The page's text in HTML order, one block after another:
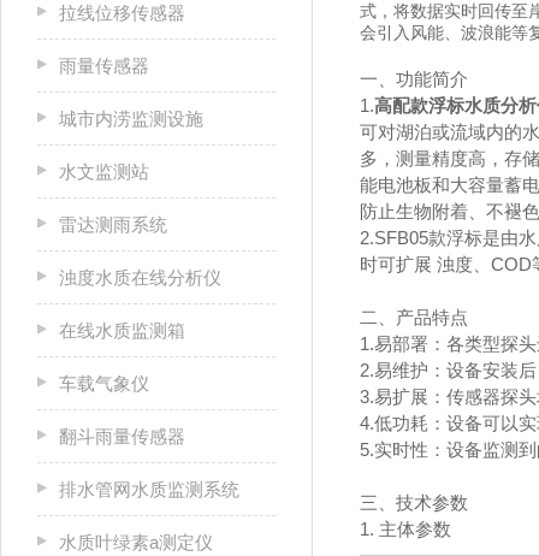
拉线位移传感器
雨量传感器
城市内涝监测设施
水文监测站
雷达测雨系统
浊度水质在线分析仪
在线水质监测箱
车载气象仪
翻斗雨量传感器
排水管网水质监测系统
水质叶绿素a测定仪
式，将数据实时回传至
会引入风能、波浪能等
一、功能简介
1.高配款浮标水质分
可对湖泊或流域内的
多，测量精度高，存
能电池板和大容量蓄
防止生物附着、不褪
2.SFB05款浮标是由
时可扩展 浊度、
二、产品特点
1.易部署：各类型探
2.易维护：设备安装
3.易扩展：传感器探
4.低功耗：设备可以
5.实时性：设备监测
三、技术参数
1. 主体参数